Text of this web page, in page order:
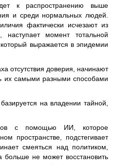
к распространению выше
и среди нормальных людей.
фактически исчезают из
момент тотальной
выражается в эпидемии
отсутствия доверия, начинают
их самыми разными способами
на владении тайной,
с помощью ИИ, которое
пространстве, подстегивает
смеяться над политиком,
больше не может восстановить